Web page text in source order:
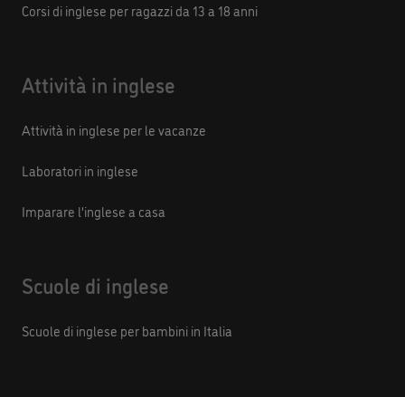
Corsi di inglese per ragazzi da 13 a 18 anni
Attività in inglese
Attività in inglese per le vacanze
Laboratori in inglese
Imparare l'inglese a casa
Scuole di inglese
Scuole di inglese per bambini in Italia